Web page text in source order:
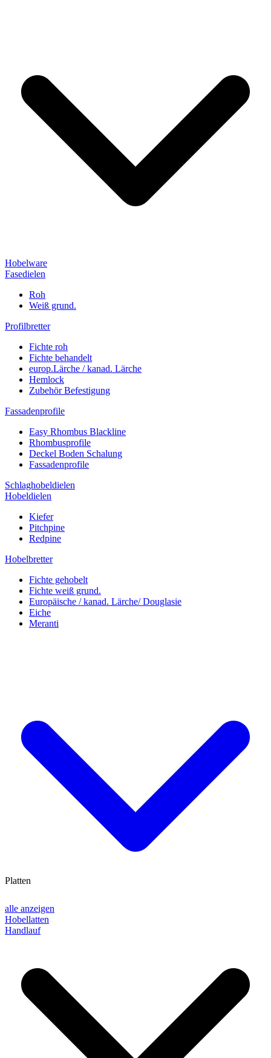
Hobelware
Fasedielen
Roh
Weiß grund.
Profilbretter
Fichte roh
Fichte behandelt
europ.Lärche / kanad. Lärche
Hemlock
Zubehör Befestigung
Fassadenprofile
Easy Rhombus Blackline
Rhombusprofile
Deckel Boden Schalung
Fassadenprofile
Schlaghobeldielen
Hobeldielen
Kiefer
Pitchpine
Redpine
Hobelbretter
Fichte gehobelt
Fichte weiß grund.
Europäische / kanad. Lärche/ Douglasie
Eiche
Meranti
alle anzeigen
Hobellatten
Handlauf
Platten